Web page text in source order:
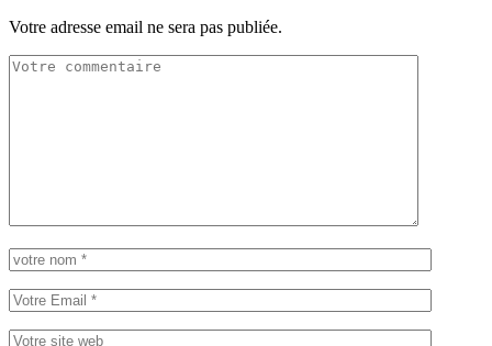
Votre adresse email ne sera pas publiée.